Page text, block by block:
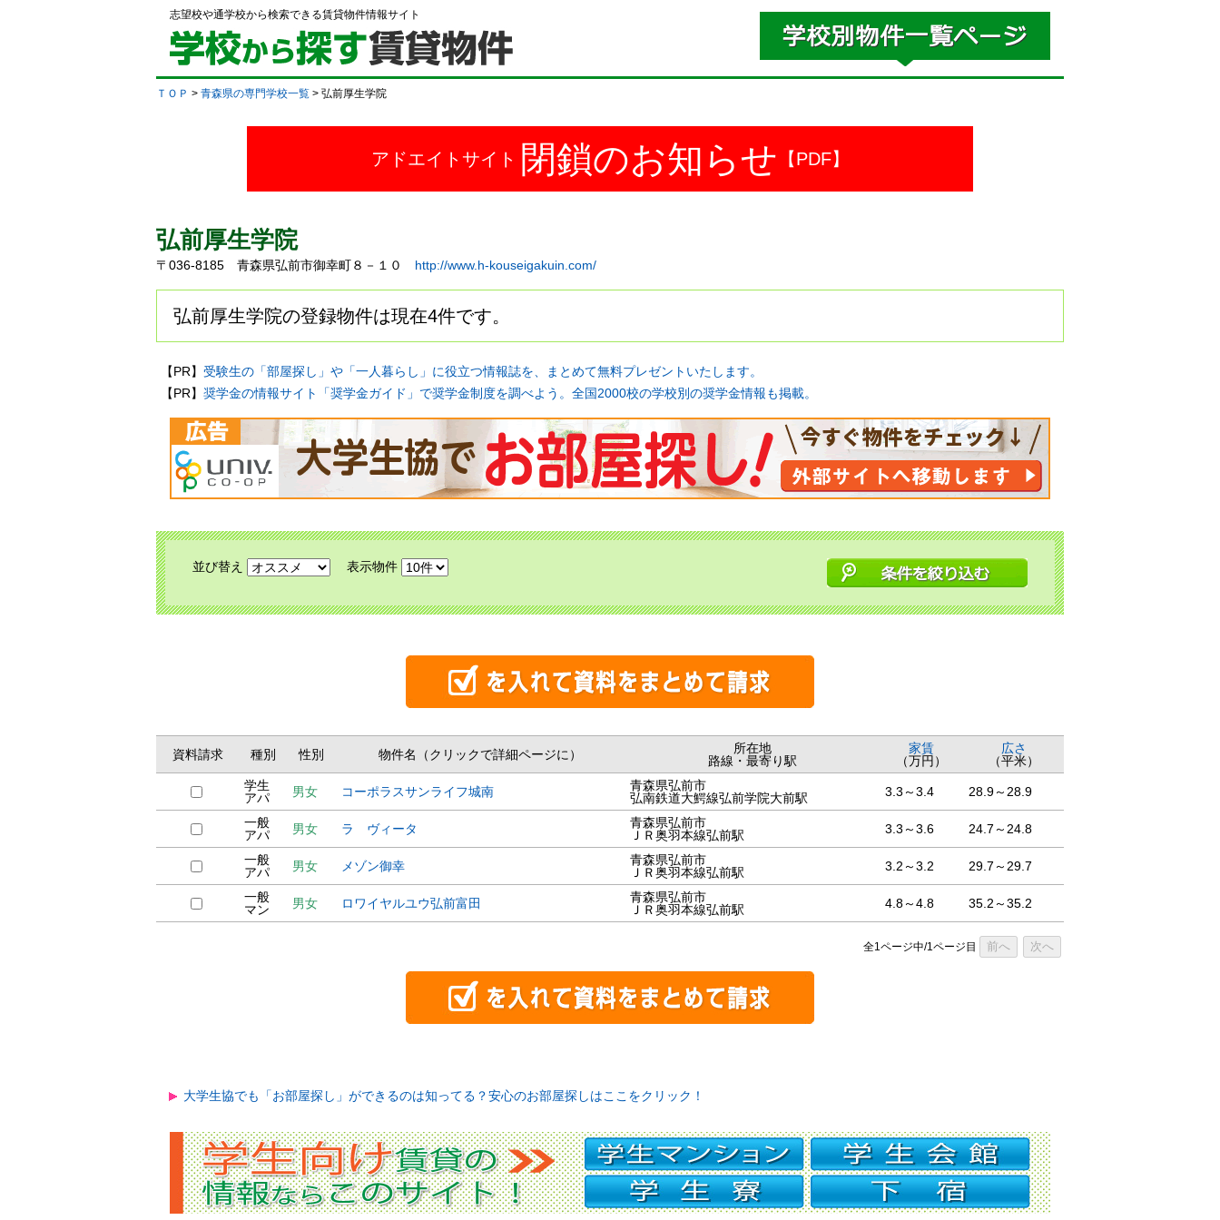
志望校や通学校から検索できる賃貸物件情報サイト
ＴＯＰ > 青森県の専門学校一覧 > 弘前厚生学院
アドエイトサイト 閉鎖のお知らせ 【PDF】
弘前厚生学院
〒036-8185 青森県弘前市御幸町８－１０ http://www.h-kouseigakuin.com/
弘前厚生学院の登録物件は現在4件です。
【PR】 受験生の「部屋探し」や「一人暮らし」に役立つ情報誌を、まとめて無料プレゼントいたします。
【PR】 奨学金の情報サイト「奨学金ガイド」で奨学金制度を調べよう。全国2000校の学校別の奨学金情報も掲載。
並び替え 表示物件
資料請求 種別 性別 物件名（クリックで詳細ページに）
所在地
路線・最寄り駅
家賃
（万円）
広さ
（平米）
学生
アパ
男女 コーポラスサンライフ城南
青森県弘前市
弘南鉄道大鰐線弘前学院大前駅
3.3～3.4 28.9～28.9
一般
アパ
男女 ラ ヴィータ
青森県弘前市
ＪＲ奥羽本線弘前駅
3.3～3.6 24.7～24.8
一般
アパ
男女 メゾン御幸
青森県弘前市
ＪＲ奥羽本線弘前駅
3.2～3.2 29.7～29.7
一般
マン
男女 ロワイヤルユウ弘前富田
青森県弘前市
ＪＲ奥羽本線弘前駅
4.8～4.8 35.2～35.2
全1ページ中/1ページ目 前へ 次へ
大学生協でも「お部屋探し」ができるのは知ってる？安心のお部屋探しはここをクリック！